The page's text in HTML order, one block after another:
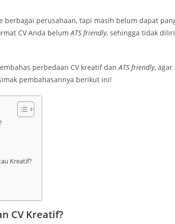
berbagai perusahaan, tapi masih belum dapat
CV Anda belum ATS friendly, sehingga tidak
perbedaan CV kreatif dan ATS friendly, agar
pembahasannya berikut ini!
Kreatif?
CV Kreatif?